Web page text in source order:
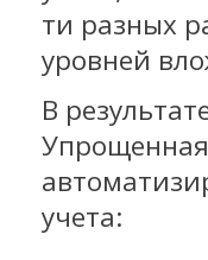
ти разных
уровней
В
учета: